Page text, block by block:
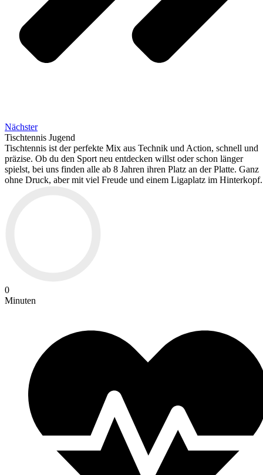
Nächster
Tischtennis Jugend
Tischtennis ist der perfekte Mix aus Technik und Action, schnell und
präzise. Ob du den Sport neu entdecken willst oder schon länger
spielst, bei uns finden alle ab 8 Jahren ihren Platz an der Platte. Ganz
ohne Druck, aber mit viel Freude und einem Ligaplatz im Hinterkopf.
0
Minuten